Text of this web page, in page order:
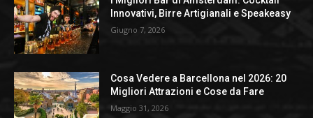
Innovativi, Birre Artigianali e Speakeasy
Giugno 7, 2026
Cosa Vedere a Barcellona nel 2026: 20
Migliori Attrazioni e Cose da Fare
Maggio 31, 2026